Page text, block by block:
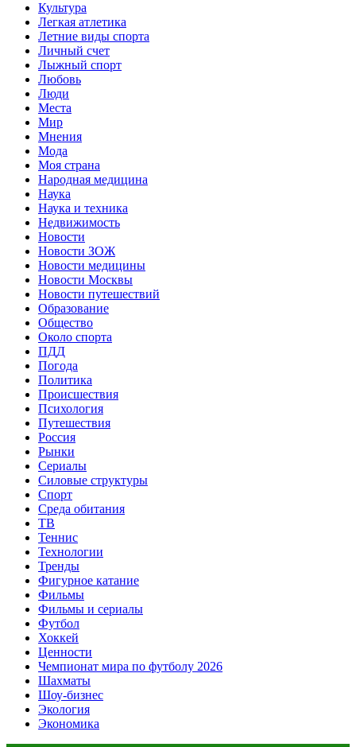
Культура
Легкая атлетика
Летние виды спорта
Личный счет
Лыжный спорт
Любовь
Люди
Места
Мир
Мнения
Мода
Моя страна
Народная медицина
Наука
Наука и техника
Недвижимость
Новости
Новости ЗОЖ
Новости медицины
Новости Москвы
Новости путешествий
Образование
Общество
Около спорта
ПДД
Погода
Политика
Происшествия
Психология
Путешествия
Россия
Рынки
Сериалы
Силовые структуры
Спорт
Среда обитания
ТВ
Теннис
Технологии
Тренды
Фигурное катание
Фильмы
Фильмы и сериалы
Футбол
Хоккей
Ценности
Чемпионат мира по футболу 2026
Шахматы
Шоу-бизнес
Экология
Экономика